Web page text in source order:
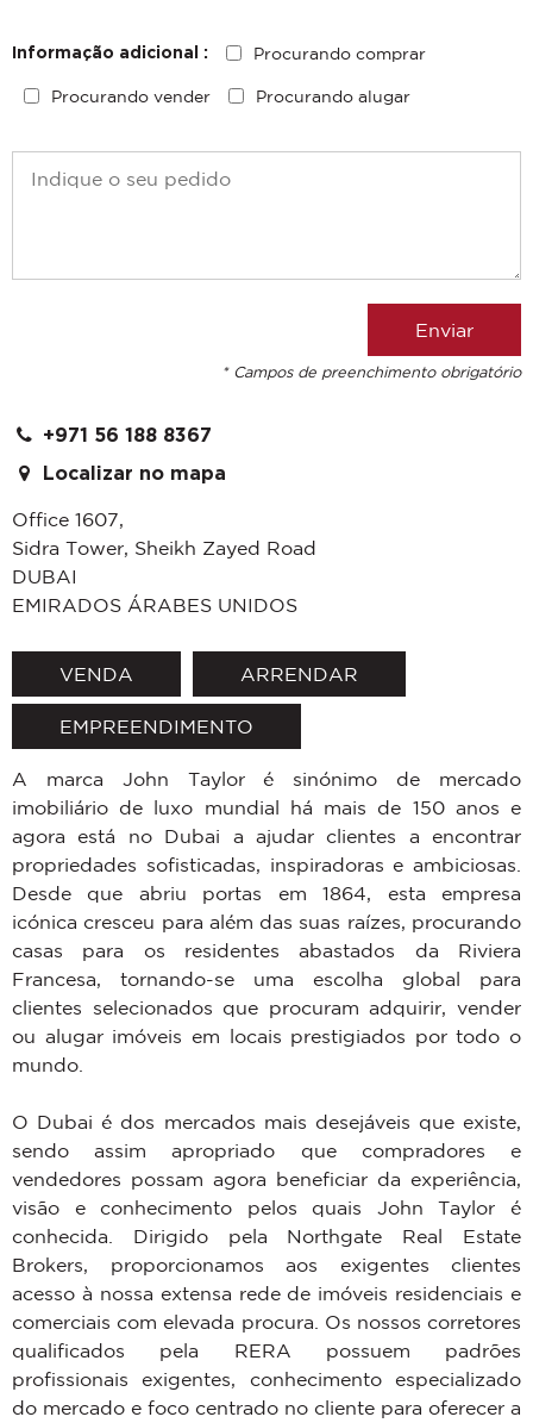
Informação adicional : Procurando comprar
Procurando vender Procurando alugar
* Campos de preenchimento obrigatório
+971 56 188 8367
Localizar no mapa
Office 1607,
Sidra Tower, Sheikh Zayed Road
DUBAI
EMIRADOS ÁRABES UNIDOS
VENDA ARRENDAR
EMPREENDIMENTO
A marca John Taylor é sinónimo de mercado
imobiliário de luxo mundial há mais de 150 anos e
agora está no Dubai a ajudar clientes a encontrar
propriedades sofisticadas, inspiradoras e ambiciosas.
Desde que abriu portas em 1864, esta empresa
icónica cresceu para além das suas raízes, procurando
casas para os residentes abastados da Riviera
Francesa, tornando-se uma escolha global para
clientes selecionados que procuram adquirir, vender
ou alugar imóveis em locais prestigiados por todo o
mundo.
O Dubai é dos mercados mais desejáveis ​​que existe,
sendo assim apropriado que compradores e
vendedores possam agora beneficiar da experiência,
visão e conhecimento pelos quais John Taylor é
conhecida. Dirigido pela Northgate Real Estate
Brokers, proporcionamos aos exigentes clientes
acesso à nossa extensa rede de imóveis residenciais e
comerciais com elevada procura. Os nossos corretores
qualificados pela RERA possuem padrões
profissionais exigentes, conhecimento especializado
do mercado e foco centrado no cliente para oferecer a